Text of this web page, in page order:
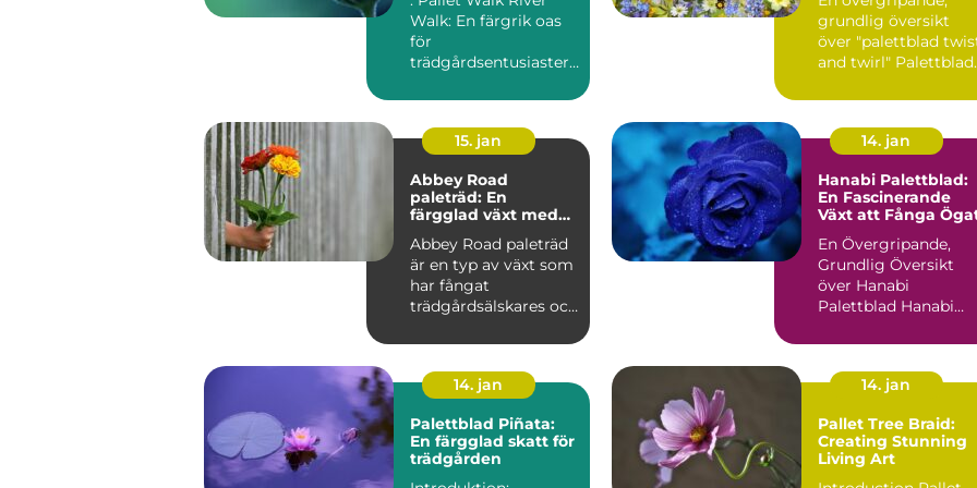
Walk: En färgrik oas
för
trädgårdsentusiaster :
Walk River...
grundlig översikt
över "palettblad
and twirl" Palettblad
15. jan
Abbey Road
paleträd: En
färgglad växt med
Abbey Road paleträd
är en typ av växt som
har fångat
trädgårdsälskares och
uppmärks...
14. jan
Hanabi Palettblad:
En Fascinerande
Växt att Fånga
En Övergripande,
Grundlig Översikt
över Hanabi
Palettblad Hanabi
som Croton, ...
14. jan
Palettblad Piñata:
En färgglad skatt för
trädgården
14. jan
Pallet Tree Braid:
Creating Stunning
Living Art